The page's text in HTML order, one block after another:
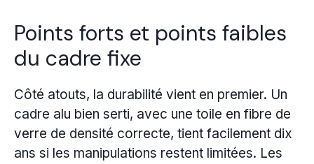
Points forts et points faibles
du cadre fixe
Côté atouts, la durabilité vient en premier. Un
cadre alu bien serti, avec une toile en fibre de
verre de densité correcte, tient facilement dix
ans si les manipulations restent limitées. Les